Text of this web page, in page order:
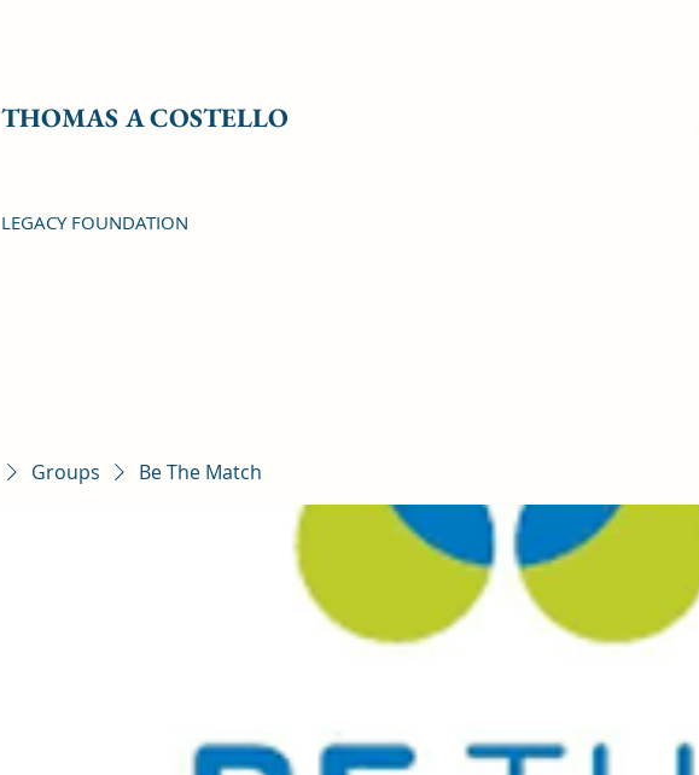
THOMAS A COSTELLO
LEGACY FOUNDATION
Groups Be The Match